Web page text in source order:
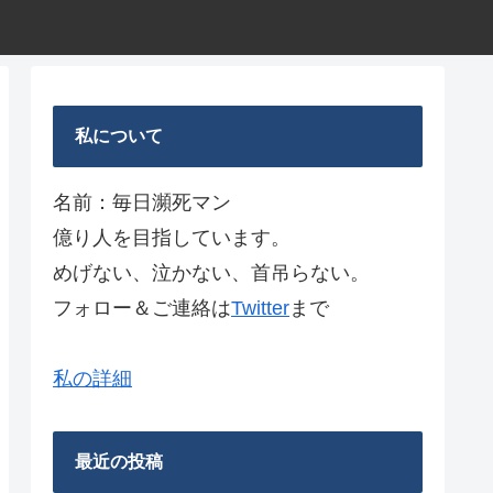
私について
名前：毎日瀕死マン
億り人を目指しています。
めげない、泣かない、首吊らない。
フォロー＆ご連絡はTwitter まで
私の詳細
最近の投稿